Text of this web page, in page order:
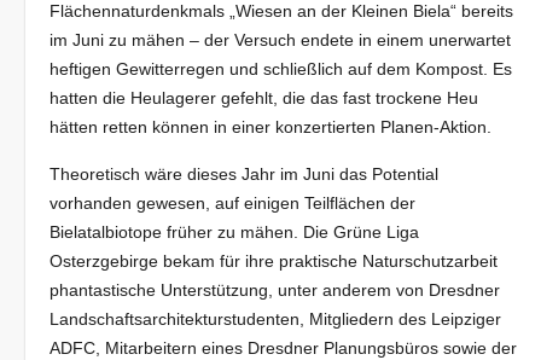
Flächennaturdenkmals „Wiesen an der Kleinen Biela“ bereits
im Juni zu mähen – der Versuch endete in einem unerwartet
heftigen Gewitterregen und schließlich auf dem Kompost. Es
hatten die Heulagerer gefehlt, die das fast trockene Heu
hätten retten können in einer konzertierten Planen-Aktion.
Theoretisch wäre dieses Jahr im Juni das Potential
vorhanden gewesen, auf einigen Teilflächen der
Bielatalbiotope früher zu mähen. Die Grüne Liga
Osterzgebirge bekam für ihre praktische Naturschutzarbeit
phantastische Unterstützung, unter anderem von Dresdner
Landschaftsarchitekturstudenten, Mitgliedern des Leipziger
ADFC, Mitarbeitern eines Dresdner Planungsbüros sowie der